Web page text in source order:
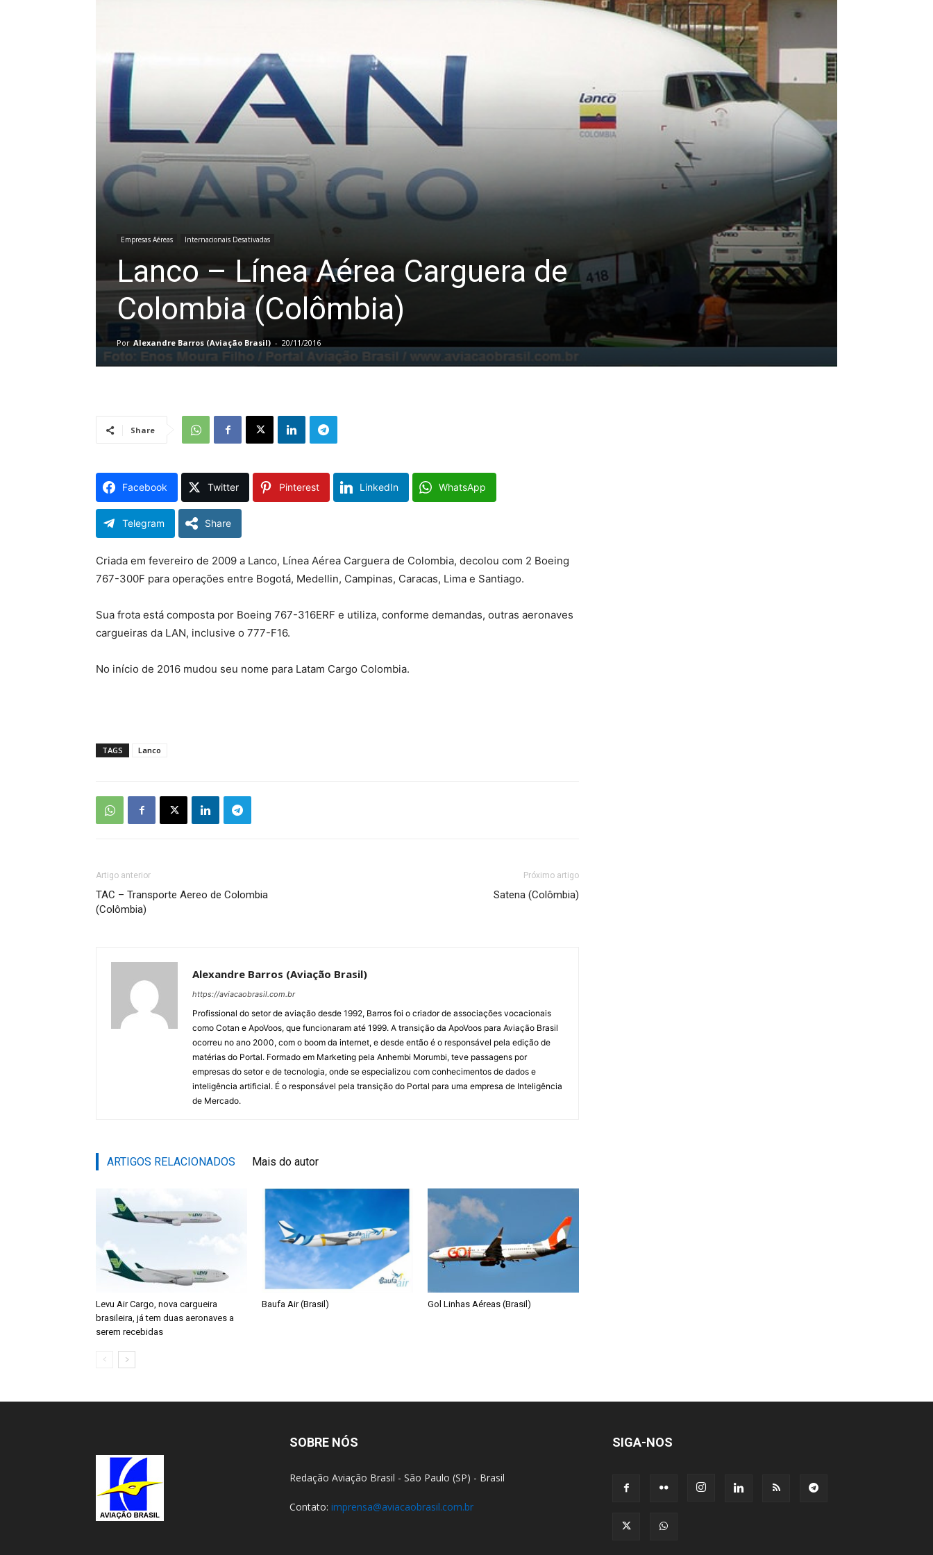
Empresas Aéreas Internacionais Desativadas
Lanco – Línea Aérea Carguera de
Colombia (Colômbia)
Por Alexandre Barros (Aviação Brasil) - 20/11/2016
Share
Facebook Twitter Pinterest LinkedIn WhatsApp
Telegram Share
Criada em fevereiro de 2009 a Lanco, Línea Aérea Carguera de Colombia, decolou com 2 Boeing
767-300F para operações entre Bogotá, Medellin, Campinas, Caracas, Lima e Santiago.
Sua frota está composta por Boeing 767-316ERF e utiliza, conforme demandas, outras aeronaves
cargueiras da LAN, inclusive o 777-F16.
No início de 2016 mudou seu nome para Latam Cargo Colombia.
TAGS Lanco
Artigo anterior
TAC – Transporte Aereo de Colombia
(Colômbia)
Próximo artigo
Satena (Colômbia)
Alexandre Barros (Aviação Brasil)
https://aviacaobrasil.com.br
Profissional do setor de aviação desde 1992, Barros foi o criador de associações vocacionais
como Cotan e ApoVoos, que funcionaram até 1999. A transição da ApoVoos para Aviação Brasil
ocorreu no ano 2000, com o boom da internet, e desde então é o responsável pela edição de
matérias do Portal. Formado em Marketing pela Anhembi Morumbi, teve passagens por
empresas do setor e de tecnologia, onde se especializou com conhecimentos de dados e
inteligência artificial. É o responsável pela transição do Portal para uma empresa de Inteligência
de Mercado.
ARTIGOS RELACIONADOS Mais do autor
Levu Air Cargo, nova cargueira
brasileira, já tem duas aeronaves a
serem recebidas
Baufa Air (Brasil) Gol Linhas Aéreas (Brasil)
SOBRE NÓS
Redação Aviação Brasil - São Paulo (SP) - Brasil
Contato: imprensa@aviacaobrasil.com.br
SIGA-NOS